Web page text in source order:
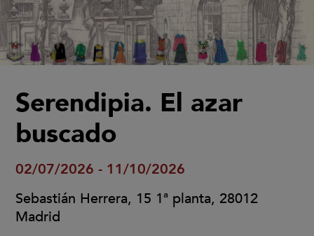
Serendipia. El azar
buscado
02/07/2026 - 11/10/2026
Sebastián Herrera, 15 1ª planta, 28012
Madrid